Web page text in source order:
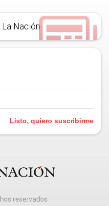
Nación
Listo, quiero suscribirme
reservados